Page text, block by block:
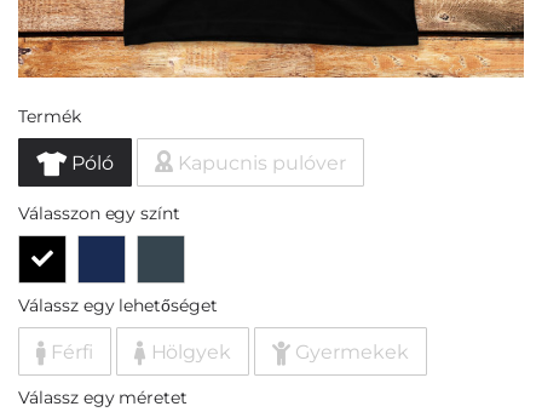
Termék
Póló Kapucnis pulóver
Válasszon egy színt
Válassz egy lehetőséget
Férfi Hölgyek Gyermekek
Válassz egy méretet